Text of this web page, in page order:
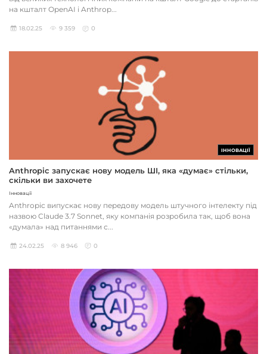
на кшталт OpenAI і Anthrop...
18.02.25 9 359 0
ІННОВАЦІЇ
Anthropic запускає нову модель ШІ, яка «думає» стільки,
скільки ви захочете
Інновації
Anthropic випускає нову передову модель штучного інтелекту під
назвою Claude 3.7 Sonnet, яку компанія розробила так, щоб вона
«думала» над питаннями с...
24.02.25 8 946 0